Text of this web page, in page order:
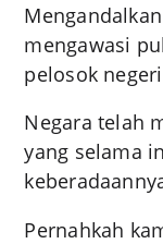
mengawasi
pelosok
Negara telah
yang selama
Pernahkah